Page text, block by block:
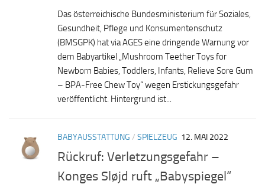
Das österreichische Bundesministerium für Soziales,
Gesundheit, Pflege und Konsumentenschutz
(BMSGPK) hat via AGES eine dringende Warnung vor
dem Babyartikel „Mushroom Teether Toys for
Newborn Babies, Toddlers, Infants, Relieve Sore Gum
– BPA-Free Chew Toy“ wegen Erstickungsgefahr
veröffentlicht. Hintergrund ist...
BABYAUSSTATTUNG / SPIELZEUG 12. MAI 2022
Rückruf: Verletzungsgefahr –
Konges Sløjd ruft „Babyspiegel“